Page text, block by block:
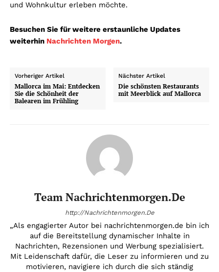
und Wohnkultur erleben möchte.
Besuchen Sie für weitere erstaunliche Updates
weiterhin Nachrichten Morgen.
Vorheriger Artikel
Mallorca im Mai: Entdecken
Sie die Schönheit der
Balearen im Frühling
Nächster Artikel
Die schönsten Restaurants
mit Meerblick auf Mallorca
Team Nachrichtenmorgen.de
http://Nachrichtenmorgen.De
„Als engagierter Autor bei nachrichtenmorgen.de bin ich
auf die Bereitstellung dynamischer Inhalte in
Nachrichten, Rezensionen und Werbung spezialisiert.
Mit Leidenschaft dafür, die Leser zu informieren und zu
motivieren, navigiere ich durch die sich ständig